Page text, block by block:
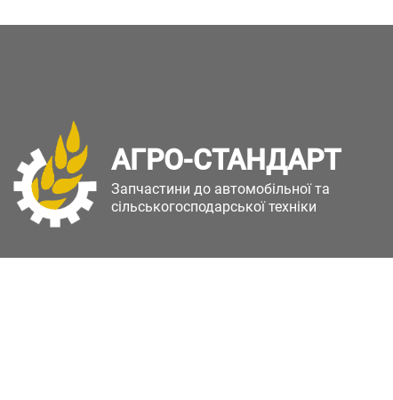
АГРО-СТАНДАРТ
Запчастини до автомобільної та
сільськогосподарської техніки